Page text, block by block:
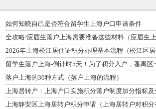
如何知晓自己是否符合留学生上海户口申请条件
全攻略!应届生落户上海需要准备这些材料（应届生上
2026年上海松江居住证积分办理基本流程（松江区居
留学生落户上海-倒计时5天！为了积分入户，番禺区
落户上海的30种方式（落户上海的流程）
上海居转户：上海户口实施积分落户制度加分指标及
上海静安区上海居转户积分申请（上海居转户对积分